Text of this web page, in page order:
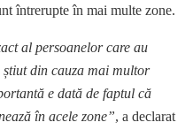
întrerupte în mai multe zone.
al persoanelor care au
știut din cauza mai multor
e dată de faptul că
în acele zone”, a declarat